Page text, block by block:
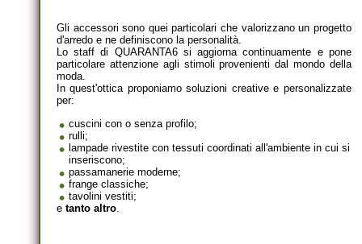
Gli accessori sono quei particolari che valorizzano un progetto
d'arredo e ne definiscono la personalità.
Lo staff di QUARANTA6 si aggiorna continuamente e pone
particolare attenzione agli stimoli provenienti dal mondo della
moda.
In quest'ottica proponiamo soluzioni creative e personalizzate
per:
cuscini con o senza profilo;
rulli;
lampade rivestite con tessuti coordinati all'ambiente in cui si
inseriscono;
passamanerie moderne;
frange classiche;
tavolini vestiti;
e tanto altro